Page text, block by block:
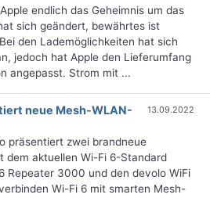
endlich das Geheimnis um das
sich geändert, bewährtes ist
den Lademöglichkeiten hat sich
jedoch hat Apple den Lieferumfang
angepasst. Strom mit ...
neue Mesh-WLAN-
13.09.2022
präsentiert zwei brandneue
dem aktuellen Wi-Fi 6-Standard
Repeater 3000 und den devolo WiFi
Wi-Fi 6 mit smarten Mesh-